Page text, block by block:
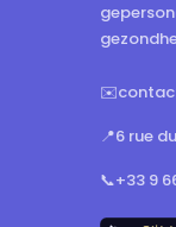
✉️
📍6 rue
📞+33 9